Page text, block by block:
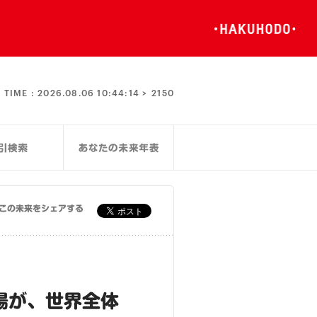
TIME :2026.08.06 10:44:15 > 2150
の未来をシェアする
が、世界全体